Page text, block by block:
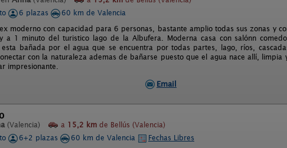
6 plazas
60 km de Valencia
moderno con capacidad para 6 personas, bastante amplio todas sus zonas y
a 1 minuto del turistico lago de la Albufera. Moderna casa con salónn
bañada por el agua que se encuentra por todas partes, lago, ríos,
con la naturaleza ademas de bañarse puesto que el agua nace allí, limpia
impresionante.
Email
(Valencia) a 15,2 km de Bellús (Valencia)
6+2 plazas 60 km de Valencia
Fechas Libres